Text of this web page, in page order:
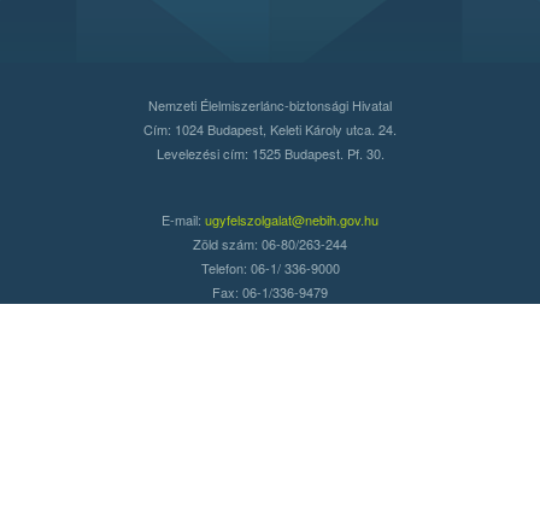
Nemzeti Élelmiszerlánc-biztonsági Hivatal
Cím: 1024 Budapest, Keleti Károly utca. 24.
Levelezési cím: 1525 Budapest. Pf. 30.
E-mail: ugyfelszolgalat@nebih.gov.hu
Zöld szám: 06-80/263-244
Telefon: 06-1/ 336-9000
Fax: 06-1/336-9479